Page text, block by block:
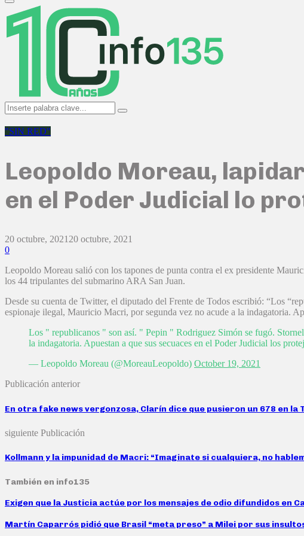
Primary
Menu
Search
for:
Search
"SIN RED"
Leopoldo Moreau,
en el Poder Judicial lo
20 octubre, 2021 20 octubre, 2021
0
Leopoldo Moreau salió con los tapones de punta contra el ex presidente
los 44 tripulantes del submarino ARA San Juan.
Desde su cuenta de Twitter, el diputado del Frente de Todos escribió: “Los
espionaje ilegal, Mauricio Macri, por segunda vez no acude a la indagatoria.
Los " republicanos " son así. " Pepin " Rodriguez Simón se fugó.
la indagatoria. Apuestan a que sus secuaces en el Poder Judicial los
— Leopoldo Moreau (@MoreauLeopoldo) October 19, 2021
Publicación anterior
En otra fake news vergonzosa, Clarín dice que pusieron un 678 en la
siguiente Publicación
Kollmann y la impunidad de Macri: “Imaginate si cualquiera, no
También en info135
Exigen que la Justicia actúe por los mensajes de odio difundidos en
Martín Caparrós pidió que Brasil “meta preso” a Milei por sus